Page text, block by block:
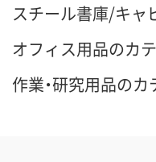
スチール書庫/キャ
オフィス用品のカ
作業・研究用品のカ